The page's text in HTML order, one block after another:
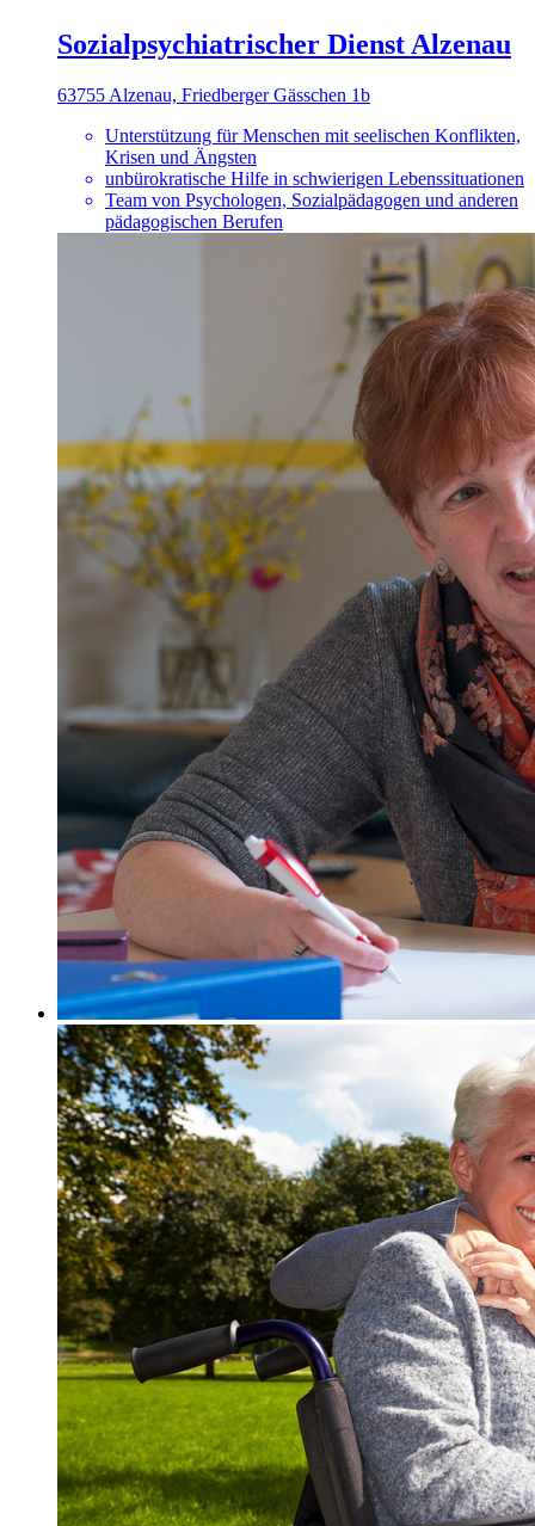
Sozialpsychiatrischer Dienst Alzenau
63755 Alzenau, Friedberger Gässchen 1b
Unterstützung für Menschen mit seelischen Konflikten,
Krisen und Ängsten
unbürokratische Hilfe in schwierigen Lebenssituationen
Team von Psychologen, Sozialpädagogen und anderen
pädagogischen Berufen